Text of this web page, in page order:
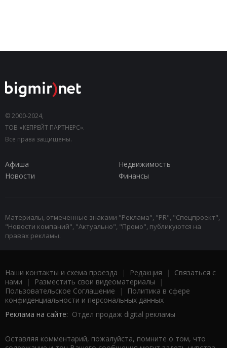
© 2000-2024,
ТОВ «КЕПРЕЙТ ПАРТНЕРС».
Все права защищены.
Афиша
Недвижимость
Новости
Финансы
Материалы, отмеченные знаками "Реклама", "PR", "Спецпроект",
"Новости компаний", "Актуально", "Промо", публикуются на
правах рекламы.
Наши контакты и схема проезда | Редакция | Связаться с
нами | Разместить свои видеоматериалы |
Пользовательское Соглашение |
Политика в сфере
конфиденциальности и персональных данных
Реклама на сайте: Отдел продаж digital рекламы
Оставляя комментарий, пожалуйста, помните о том, что